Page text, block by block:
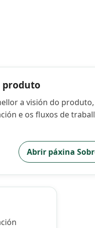
produto
a visión do
e os fluxos de
Abrir páxina